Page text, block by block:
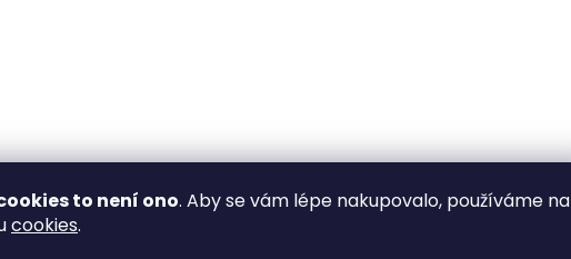
to není ono. Aby se vám lépe nakupovalo, používáme na
cookies.